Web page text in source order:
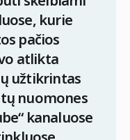
kurie
pačios
atlikta
užtikrintas
nuomones
kanaluose